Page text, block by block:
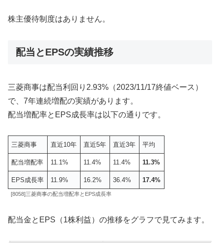
株主優待制度はありません。
配当とEPSの実績推移
三菱商事は配当利回り2.93%（2023/11/17終値ベース）
で、7年連続増配の実績があります。
配当増配率とEPS成長率は以下の通りです。
三菱商事 直近10年 直近5年 直近3年 平均
配当増配率 11.1% 11.4% 11.4% 11.3%
EPS成長率 11.9% 16.2% 36.4% 17.4%
[8058]三菱商事の配当増配率とEPS成長率
配当金とEPS（1株利益）の推移をグラフで見てみます。